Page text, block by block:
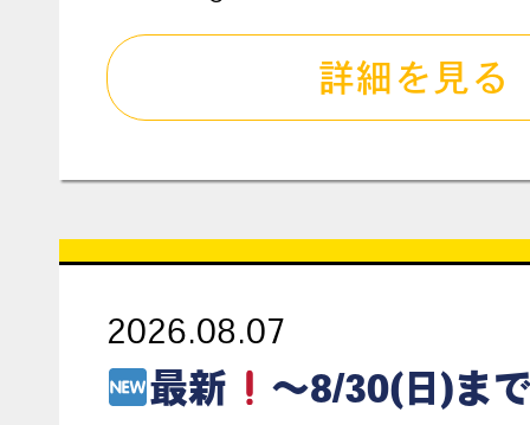
詳細を見る
2026.08.07
最新 ～8/30(日)ま